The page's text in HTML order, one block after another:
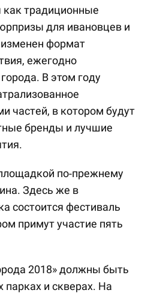
традиционные
для ивановцев и
изменен формат
ежегодно
В этом году
частей, в котором будут
бренды и лучшие
по-прежнему
Здесь же в
состоится фестиваль
примут участие пять
2018» должны быть
парках и скверах. На